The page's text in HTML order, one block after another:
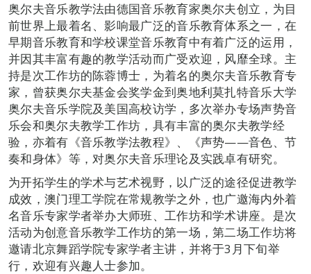
奥尔夫音乐教学法由德国音乐教育家奥尔夫创立，为目
前世界上最着名、影响最广泛的音乐教育体系之一，在
早期音乐教育和学校课堂音乐教育中有着广泛的运用，
并因其丰富有趣的教学活动而广受欢迎，风靡全球。主
持是次工作坊的陈蓉博士，为着名的奥尔夫音乐教育专
家，曾获奥尔夫基金会奖学金到奥地利莫扎特音乐大学
奥尔夫音乐学院及美国高校访学，多次举办专场声势音
乐会和奥尔夫教学工作坊，具有丰富的奥尔夫教学经
验，亦着有《音乐教学法教程》、《声势——音色、节
奏和身体》等，对奥尔夫音乐理论及实践卓有研究。
为开拓学生的学术与艺术视野，以广泛的途径促进教学
成效，澳门理工学院在常规教学之外，也广邀海内外着
名音乐专家学者举办大师班、工作坊和学术讲座。是次
活动为创意音乐教学工作坊的第一场，第二场工作坊将
邀请北京舞蹈学院专家学者主讲，并将于3月下旬举
行，欢迎有兴趣人士参加。